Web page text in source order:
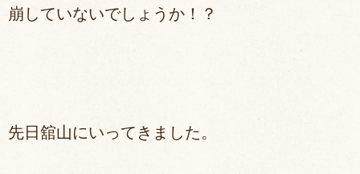
崩していないでしょうか！？
先日舘山にいってきました。